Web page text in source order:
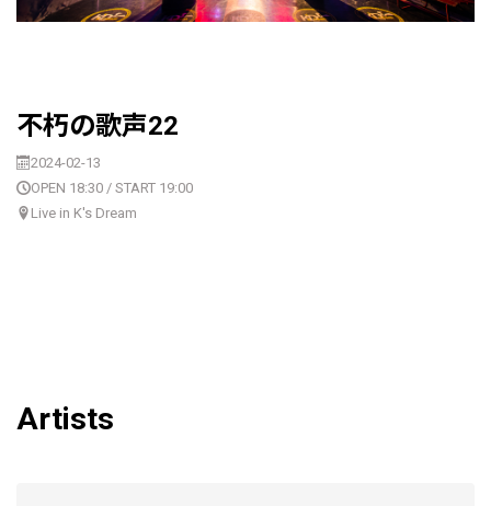
不朽の歌声22
2024-02-13
OPEN 18:30 / START 19:00
Live in K's Dream
Artists